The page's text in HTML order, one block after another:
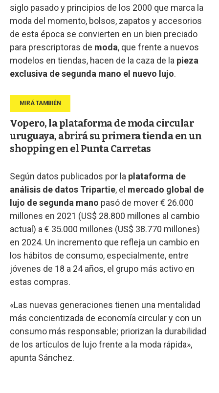
siglo pasado y principios de los 2000 que marca la
moda del momento, bolsos, zapatos y accesorios
de esta época se convierten en un bien preciado
para prescriptoras de moda, que frente a nuevos
modelos en tiendas, hacen de la caza de la pieza
exclusiva de segunda mano el nuevo lujo.
Vopero, la plataforma de moda circular
uruguaya, abrirá su primera tienda en un
shopping en el Punta Carretas
Según datos publicados por la plataforma de
análisis de datos Tripartie, el mercado global de
lujo de segunda mano pasó de mover € 26.000
millones en 2021 (US$ 28.800 millones al cambio
actual) a € 35.000 millones (US$ 38.770 millones)
en 2024. Un incremento que refleja un cambio en
los hábitos de consumo, especialmente, entre
jóvenes de 18 a 24 años, el grupo más activo en
estas compras.
«Las nuevas generaciones tienen una mentalidad
más concientizada de economía circular y con un
consumo más responsable; priorizan la durabilidad
de los artículos de lujo frente a la moda rápida»,
apunta Sánchez.